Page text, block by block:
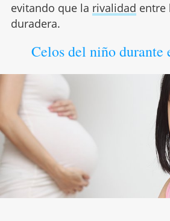
evitando que la rivalidad entre
duradera.
Celos del niño durante